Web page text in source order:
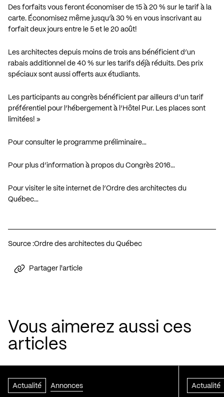
Des forfaits vous feront économiser de 15 à 20 % sur le tarif à la
carte. Économisez même jusqu’à 30 % en vous inscrivant au
forfait deux jours entre le 5 et le 20 août!
Les architectes depuis moins de trois ans bénéficient d’un
rabais additionnel de 40 % sur les tarifs déjà réduits. Des prix
spéciaux sont aussi offerts aux étudiants.
Les participants au congrès bénéficient par ailleurs d’un tarif
préférentiel pour l’hébergement à l’Hôtel Pur. Les places sont
limitées! »
Pour consulter le programme préliminaire…
Pour plus d’information à propos du Congrès 2016…
Pour visiter le site internet de l’Ordre des architectes du
Québec…
Source :Ordre des architectes du Québec
Partager l'article
Vous aimerez aussi ces
articles
Actualité Annonces Actualité